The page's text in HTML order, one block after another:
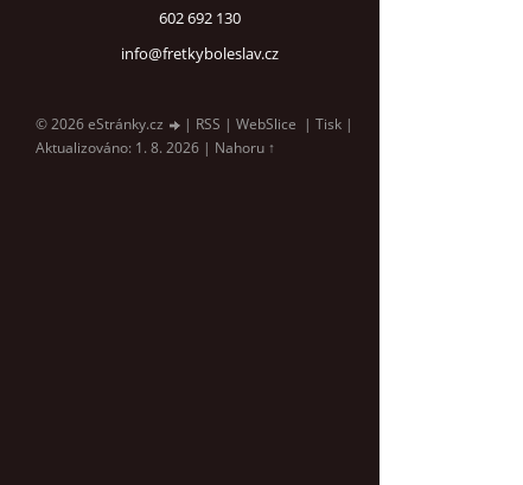
602 692 130
info@fretkyboleslav.cz
© 2026 eStránky.cz | RSS | WebSlice | Tisk |
Aktualizováno: 1. 8. 2026 | Nahoru ↑